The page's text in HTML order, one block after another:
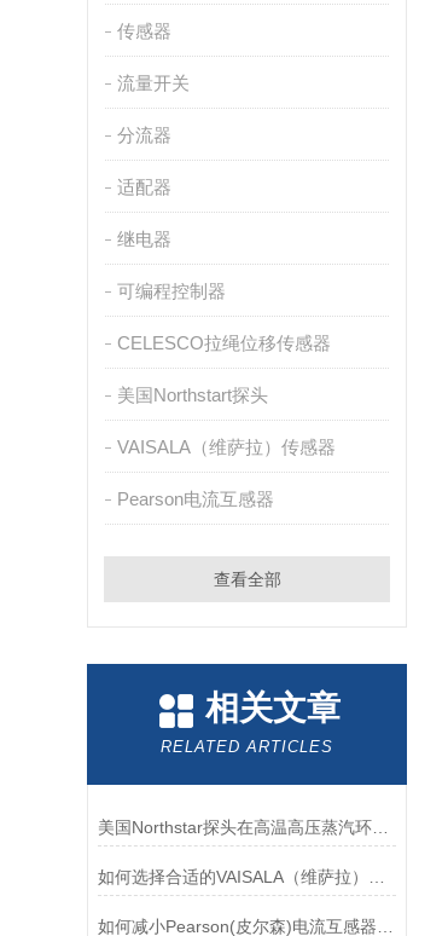
传感器
流量开关
分流器
适配器
继电器
可编程控制器
CELESCO拉绳位移传感器
美国Northstart探头
VAISALA（维萨拉）传感器
Pearson电流互感器
查看全部
相关文章
RELATED ARTICLES
美国Northstar探头在高温高压蒸汽环境下的液位测量可靠性